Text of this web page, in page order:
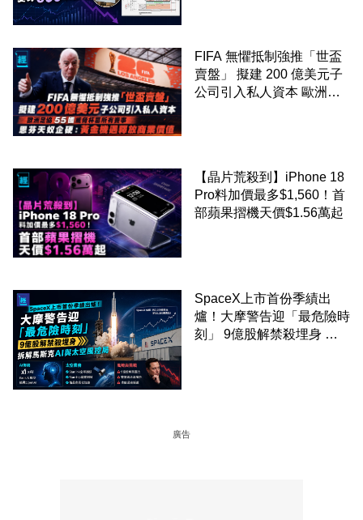
FIFA 無懼抵制強推「世盃
賣盤」 擬建 200 億美元子
公司引入私人資本 歐洲足
【晶片荒殺到】iPhone 18
Pro料加價最多$1,560！首
部蘋果摺機天價$1.56萬起
SpaceX上市首份季績出
爐！大摩警告迎「最危險時
刻」 9億股解禁殺埋身 拆
廣告